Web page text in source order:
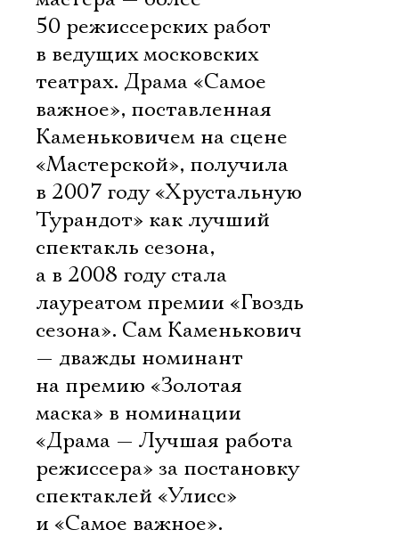
50 режиссерских работ
в ведущих московских
театрах. Драма «Самое
важное», поставленная
Каменьковичем на сцене
«Мастерской», получила
в 2007 году «Хрустальную
Турандот» как лучший
спектакль сезона,
а в 2008 году стала
лауреатом премии «Гвоздь
сезона». Сам Каменькович
— дважды номинант
на премию «Золотая
маска» в номинации
«Драма — Лучшая работа
режиссера» за постановку
спектаклей «Улисс»
и «Самое важное».